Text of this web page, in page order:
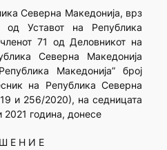
Северна Македонија, врз
Уставот на Република
71 од Деловникот на
Северна Македонија
Македонија” број
на Република Северна
и 256/2020), на седницата
година, донесе
Е Н И Е